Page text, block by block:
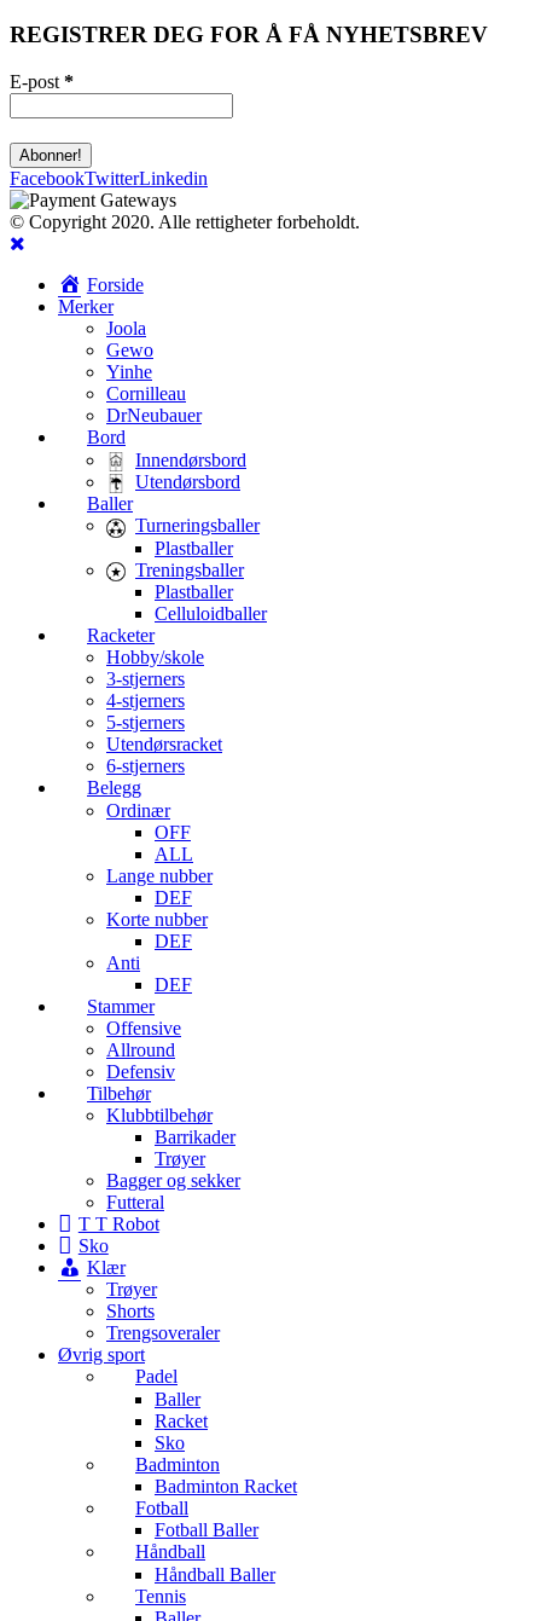
REGISTRER DEG FOR Å FÅ NYHETSBREV
E-post *
FacebookTwitterLinkedin
© Copyright 2020. Alle rettigheter forbeholdt.
Forside
Merker
Joola
Gewo
Yinhe
Cornilleau
DrNeubauer
Bord
Innendørsbord
Utendørsbord
Baller
Turneringsballer
Plastballer
Treningsballer
Plastballer
Celluloidballer
Racketer
Hobby/skole
3-stjerners
4-stjerners
5-stjerners
Utendørsracket
6-stjerners
Belegg
Ordinær
OFF
ALL
Lange nubber
DEF
Korte nubber
DEF
Anti
DEF
Stammer
Offensive
Allround
Defensiv
Tilbehør
Klubbtilbehør
Barrikader
Trøyer
Bagger og sekker
Futteral
T T Robot
Sko
Klær
Trøyer
Shorts
Trengsoveraler
Øvrig sport
Padel
Baller
Racket
Sko
Badminton
Badminton Racket
Fotball
Fotball Baller
Håndball
Håndball Baller
Tennis